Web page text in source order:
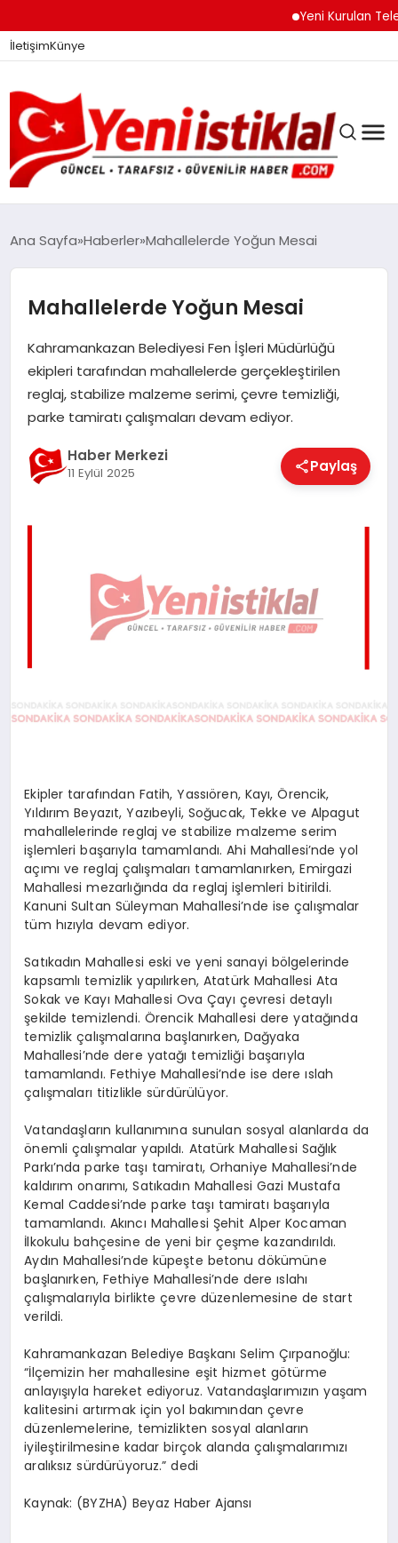
Yeni Kurulan
İletişimKünye
DÜNYA
EĞITIM
EKONOMI
Ana Sayfa Haberler Mahallelerde Yoğun Mesai
Mahallelerde Yoğun Mesai
Kahramankazan Belediyesi Fen İşleri Müdürlüğü
ekipleri tarafından mahallelerde gerçekleştirilen
reglaj, stabilize malzeme serimi, çevre temizliği,
parke tamiratı çalışmaları devam ediyor.
Haber Merkezi
11 Eylül 2025 Paylaş
Ekipler tarafından Fatih, Yassıören, Kayı, Örencik,
Yıldırım Beyazıt, Yazıbeyli, Soğucak, Tekke ve Alpagut
mahallelerinde reglaj ve stabilize malzeme serim
işlemleri başarıyla tamamlandı. Ahi Mahallesi’nde yol
açımı ve reglaj çalışmaları tamamlanırken, Emirgazi
Mahallesi mezarlığında da reglaj işlemleri bitirildi.
Kanuni Sultan Süleyman Mahallesi’nde ise çalışmalar
tüm hızıyla devam ediyor.
Satıkadın Mahallesi eski ve yeni sanayi bölgelerinde
kapsamlı temizlik yapılırken, Atatürk Mahallesi Ata
Sokak ve Kayı Mahallesi Ova Çayı çevresi detaylı
şekilde temizlendi. Örencik Mahallesi dere yatağında
temizlik çalışmalarına başlanırken, Dağyaka
Mahallesi’nde dere yatağı temizliği başarıyla
tamamlandı. Fethiye Mahallesi’nde ise dere ıslah
çalışmaları titizlikle sürdürülüyor.
Vatandaşların kullanımına sunulan sosyal alanlarda da
önemli çalışmalar yapıldı. Atatürk Mahallesi Sağlık
Parkı’nda parke taşı tamiratı, Orhaniye Mahallesi’nde
kaldırım onarımı, Satıkadın Mahallesi Gazi Mustafa
Kemal Caddesi’nde parke taşı tamiratı başarıyla
tamamlandı. Akıncı Mahallesi Şehit Alper Kocaman
İlkokulu bahçesine de yeni bir çeşme kazandırıldı.
Aydın Mahallesi’nde küpeşte betonu dökümüne
başlanırken, Fethiye Mahallesi’nde dere ıslahı
çalışmalarıyla birlikte çevre düzenlemesine de start
verildi.
Kahramankazan Belediye Başkanı Selim Çırpanoğlu:
“İlçemizin her mahallesine eşit hizmet götürme
anlayışıyla hareket ediyoruz. Vatandaşlarımızın yaşam
kalitesini artırmak için yol bakımından çevre
düzenlemelerine, temizlikten sosyal alanların
iyileştirilmesine kadar birçok alanda çalışmalarımızı
aralıksız sürdürüyoruz.” dedi
Kaynak: (BYZHA) Beyaz Haber Ajansı